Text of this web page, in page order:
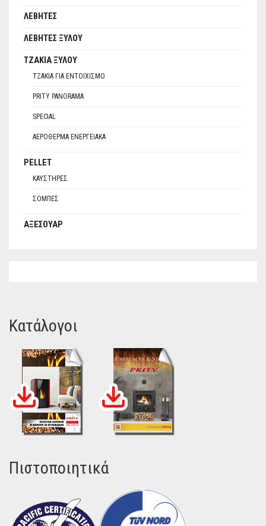
ΛΈΒΗΤΕΣ
ΛΈΒΗΤΕΣ ΞΎΛΟΥ
ΤΖΆΚΙΑ ΞΎΛΟΥ
ΤΖΆΚΙΑ ΓΙΑ ΕΝΤΟΙΧΙΣΜΌ
PRITY PANORAMA
SPECIAL
ΑΕΡΌΘΕΡΜΑ ΕΝΕΡΓΕΙΑΚΆ
PELLET
ΚΑΥΣΤΉΡΕΣ
ΣΌΜΠΕΣ
ΑΞΕΣΟΥΆΡ
Κατάλογοι
Πιστοποιητικά